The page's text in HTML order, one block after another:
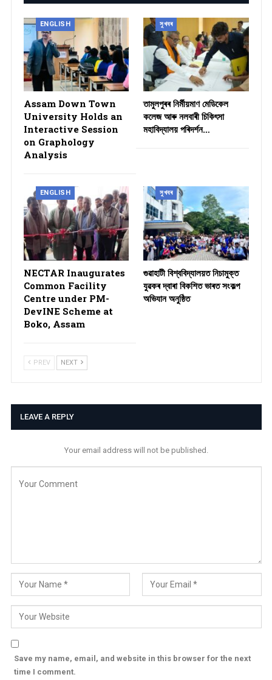
ENGLISH
Assam Down Town
University Holds an
Interactive Session
on Graphology
Analysis
সুখবৰ
তামুলপুৰৰ নিৰ্মীয়মাণ মেডিকেল
কলেজ আৰু নলবাৰী চিকিৎসা
মহাবিদ্যালয় পৰিদৰ্শন…
ENGLISH
NECTAR Inaugurates
Common Facility
Centre under PM-
DevINE Scheme at
Boko, Assam
সুখবৰ
গুৱাহাটী বিশ্ববিদ্যালয়ত নিচামুক্ত
যুৱকৰ দ্বাৰা বিকশিত ভাৰত সংকল্প
অভিযান অনুষ্ঠিত
PREV NEXT
LEAVE A REPLY
Your email address will not be published.
Save my name, email, and website in this browser for the next
time I comment.